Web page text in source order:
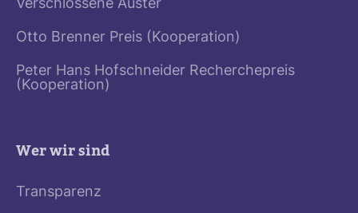
Verschlossene Auster
Otto Brenner Preis (Kooperation)
Peter Hans Hofschneider Recherchepreis
(Kooperation)
Wer wir sind
Transparenz